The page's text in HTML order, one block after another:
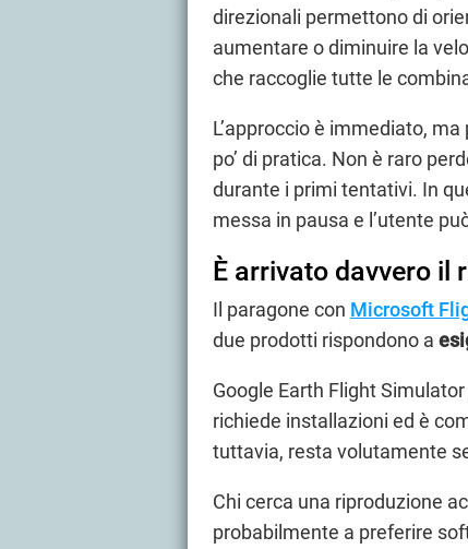
direzionali permettono di
aumentare o diminuire la
che raccoglie tutte le
L’approccio è immediato,
po’ di pratica. Non è raro
durante i primi tentativi. In
messa in pausa e l’utente
È arrivato davvero il
Il paragone con Microsoft
due prodotti rispondono a
Google Earth Flight
richiede installazioni ed è
tuttavia, resta volutamente
Chi cerca una riproduzione
probabilmente a preferire